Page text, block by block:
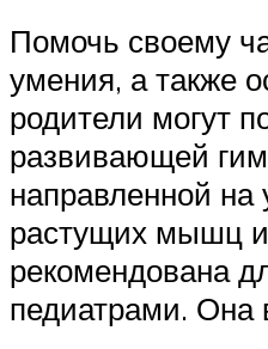
Помочь своему
умения, а также
родители могут
развивающей
направленной на
растущих мышц и
рекомендована
педиатрами. Она